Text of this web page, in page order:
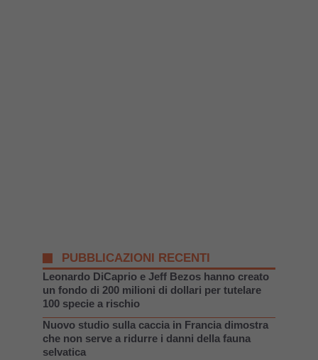
PUBBLICAZIONI RECENTI
Leonardo DiCaprio e Jeff Bezos hanno creato
un fondo di 200 milioni di dollari per tutelare
100 specie a rischio
Nuovo studio sulla caccia in Francia dimostra
che non serve a ridurre i danni della fauna
selvatica